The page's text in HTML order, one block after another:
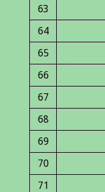
63
64
65
66
67
68
69
70
71